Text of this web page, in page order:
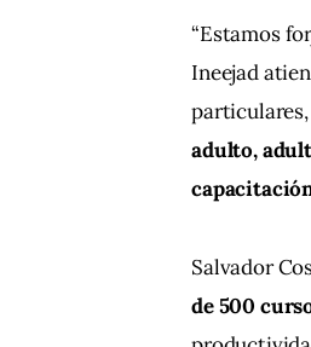
“Estamos
Ineejad
adulto,
Salvador
de 500